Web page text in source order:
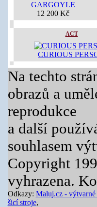
GARGOYLE
12 200 Kč
ACT
CURIOUS
Na techto
obrazů a
reprodukce
a další
souhlasem
Copyright
vyhrazena.
Odkazy: Maluj.cz - výtvarné
šicí stroje,